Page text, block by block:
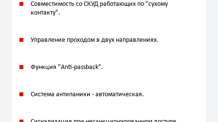
Совместимость со СКУД работающих по "сухому
контакту".
Управление проходом в двух направлениях.
Функция "Anti-passback".
Система антипаники - автоматическая.